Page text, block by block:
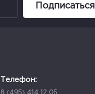
Подписаться
Телефон:
8 (495) 414 12 05